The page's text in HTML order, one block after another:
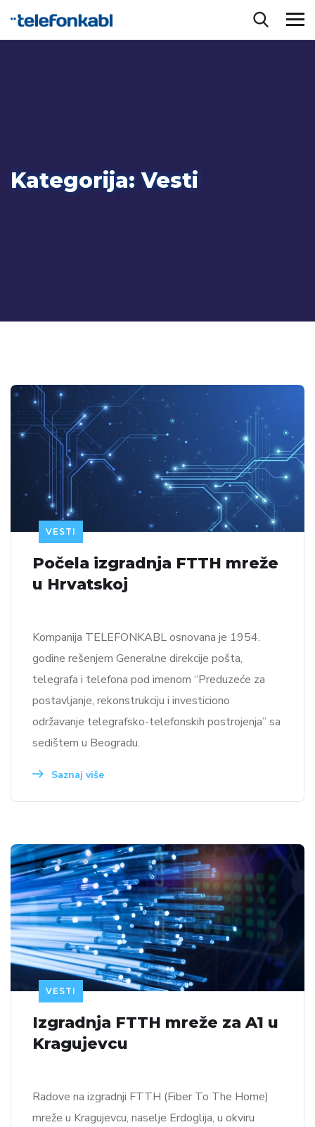
Kategorija:Vesti
VESTI
Počela izgradnja FTTH mreže
u Hrvatskoj
Kompanija TELEFONKABL osnovana je 1954.
godine rešenjem Generalne direkcije pošta,
telegrafa i telefona pod imenom “Preduzeće za
postavljanje, rekonstrukciju i investiciono
održavanje telegrafsko-telefonskih postrojenja” sa
sedištem u Beogradu.
Saznaj više
VESTI
Izgradnja FTTH mreže za A1 u
Kragujevcu
Radove na izgradnji FTTH (Fiber To The Home)
mreže u Kragujevcu, naselje Erdoglija, u okviru